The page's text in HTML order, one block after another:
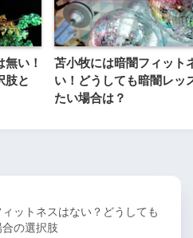
い！
肢と
苫小牧には暗闇フィット
い！どうしても暗闇レッ
たい場合は？
ットネスはない？どうしても
の選択肢